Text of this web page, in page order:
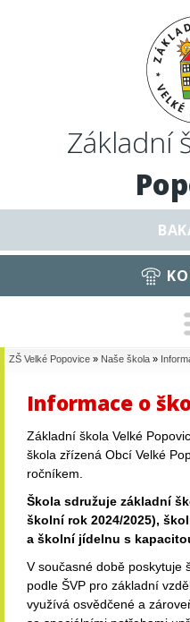
Základní
ZŠ Velké Popovice » Naše škola »
Informace o
Základní škola Velké
škola zřízená Obcí Velké
ročníkem.
Škola sdružuje základní
školní rok 2024/2025),
a školní jídelnu s
V současné době poskytuje
podle ŠVP pro základní
využívá osvědčené a